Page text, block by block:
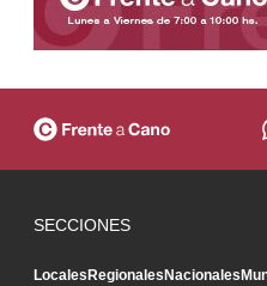
SECCIONES
LocalesRegionalesNacionales